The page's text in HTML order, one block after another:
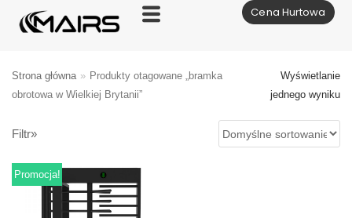
Skocz
do
Cena Hurtowa
Strona główna » Produkty otagowane „bramka
obrotowa w Wielkiej Brytanii”
Wyświetlanie
jednego wyniku
Filtr»
Promocja!